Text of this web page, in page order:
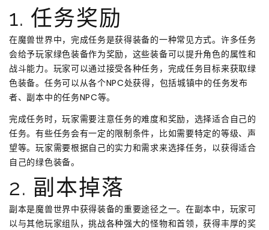
1. 任务奖励
在魔兽世界中，完成任务是获得装备的一种常见方式。许多任务
会给予玩家绿色装备作为奖励，这些装备可以提升角色的属性和
战斗能力。玩家可以通过接受各种任务，完成任务目标来获取绿
色装备。任务可以从各个NPC处获得，包括城镇中的任务发布
者、副本中的任务NPC等。
完成任务时，玩家需要注意任务的难度和奖励，选择适合自己的
任务。有些任务会有一定的限制条件，比如需要特定的等级、声
望等。玩家需要根据自己的实力和需求来选择任务，以获得适合
自己的绿色装备。
2. 副本掉落
副本是魔兽世界中获得装备的重要途径之一。在副本中，玩家可
以与其他玩家组队，挑战各种强大的怪物和首领，获得丰厚的奖